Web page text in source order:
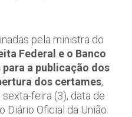
pela ministra do
Federal e o Banco
a publicação dos
dos certames,
feira (3), data de
Diário Oficial da União.